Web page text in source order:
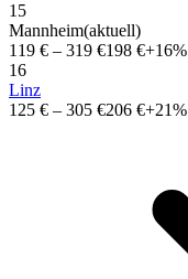
15
Mannheim(aktuell)
119 € – 319 €198 €+16%
16
Linz
125 € – 305 €206 €+21%